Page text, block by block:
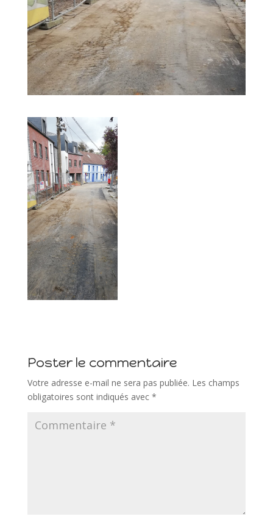
Poster le commentaire
Votre adresse e-mail ne sera pas publiée. Les champs
obligatoires sont indiqués avec *